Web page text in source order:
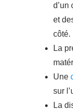
d’un
et
côté.
La
Une
sur
La